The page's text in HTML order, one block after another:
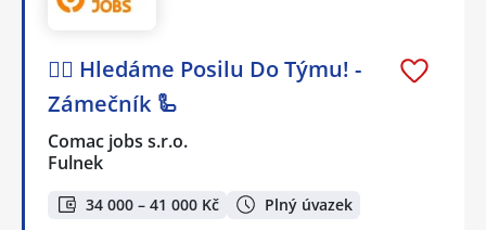
🕵️‍♂️ Hledáme Posilu Do Týmu! -
Zámečník 🦾
Comac jobs s.r.o.
Fulnek
34 000 – 41 000 Kč Plný úvazek